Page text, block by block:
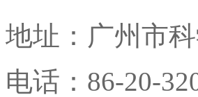
地址： 广州市
电话： 86-20-